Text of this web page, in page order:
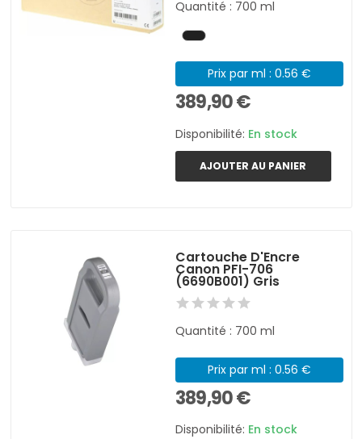
Quantité : 700 ml
Prix par ml : 0.56 €
389,90 €
Disponibilité: En stock
AJOUTER AU PANIER
Cartouche D'Encre
Canon PFI-706
(6690B001) Gris
Quantité : 700 ml
Prix par ml : 0.56 €
389,90 €
Disponibilité: En stock